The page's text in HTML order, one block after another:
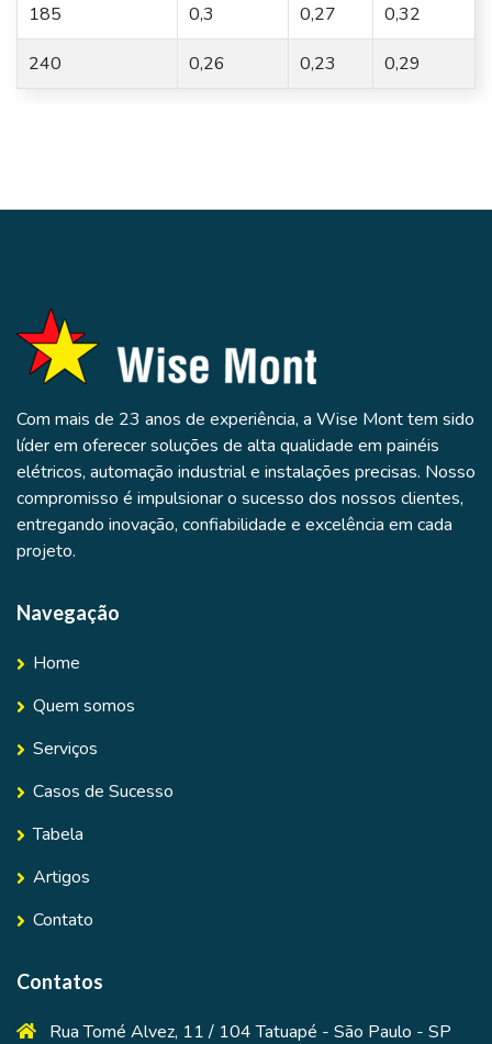
185 0,3 0,27 0,32
240 0,26 0,23 0,29
Com mais de 23 anos de experiência, a Wise Mont tem sido
líder em oferecer soluções de alta qualidade em painéis
elétricos, automação industrial e instalações precisas. Nosso
compromisso é impulsionar o sucesso dos nossos clientes,
entregando inovação, confiabilidade e excelência em cada
projeto.
Navegação
Home
Quem somos
Serviços
Casos de Sucesso
Tabela
Artigos
Contato
Contatos
Rua Tomé Alvez, 11 / 104 Tatuapé - São Paulo - SP